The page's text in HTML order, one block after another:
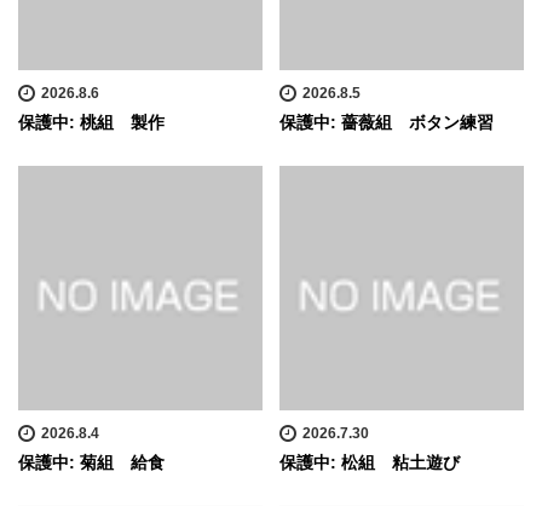
2026.8.6
保護中: 桃組 製作
2026.8.5
保護中: 薔薇組 ボタン練習
2026.8.4
保護中: 菊組 給食
2026.7.30
保護中: 松組 粘土遊び